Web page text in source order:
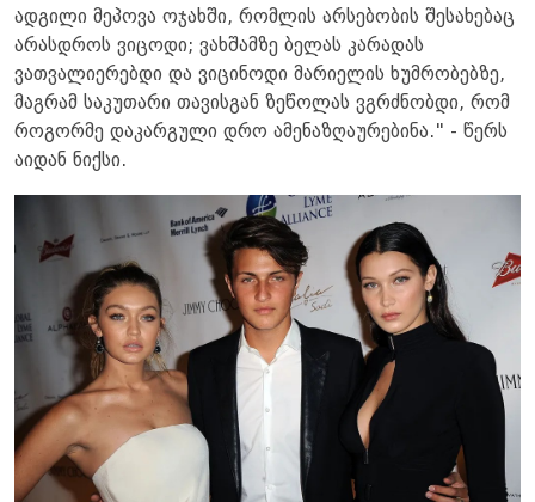
ადგილი მეპოვა ოჯახში, რომლის არსებობის შესახებაც
არასდროს ვიცოდი; ვახშამზე ბელას კარადას
ვათვალიერებდი და ვიცინოდი მარიელის ხუმრობებზე,
მაგრამ საკუთარი თავისგან ზეწოლას ვგრძნობდი, რომ
როგორმე დაკარგული დრო ამენაზღაურებინა." - წერს
აიდან ნიქსი.